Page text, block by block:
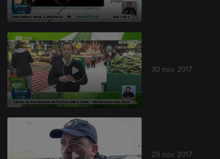
30 nov. 2017
29 nov. 2017